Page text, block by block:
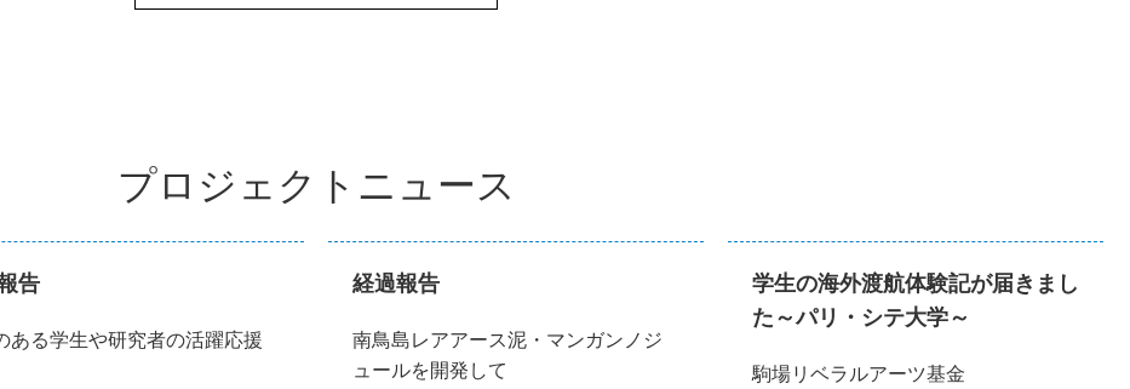
プロジェクトニュース
告
ある学生や研究者の活躍応援
経過報告
南鳥島レアアース泥・マンガンノジ
ュールを開発して
学生の海外渡航体験記が届きまし
た～パリ・シテ大学～
駒場リベラルアーツ基金